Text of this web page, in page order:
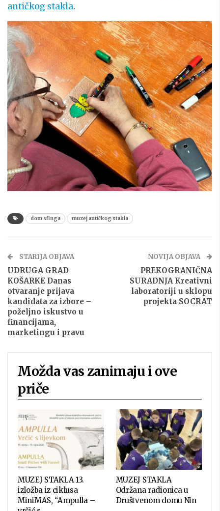
antičkog stakla.
dom sfinga muzej antičkog stakla
STARIJA OBJAVA
UDRUGA GRAD
KOŠARKE Danas
otvaranje prijava
kandidata za izbore –
poželjno iskustvo u
financijama,
marketingu i pravu
NOVIJA OBJAVA
PREKOGRANIČNA
SURADNJA Kreativni
laboratoriji u sklopu
projekta SOCRAT
Možda vas zanimaju i ove
priče
MUZEJ STAKLA 13.
izložba iz ciklusa
MiniMAS, “Ampulla –
MUZEJ STAKLA
Održana radionica u
Društvenom domu Nin